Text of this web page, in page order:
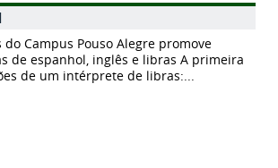
Campus Pouso Alegre promove
de espanhol, inglês e libras A primeira
de um intérprete de libras:...